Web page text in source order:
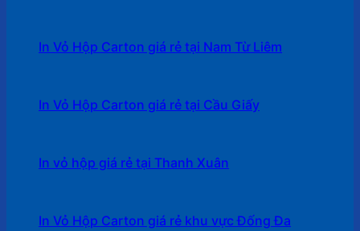
In Vỏ Hộp Carton giá rẻ tại Nam Từ Liêm
In Vỏ Hộp Carton giá rẻ tại Cầu Giấy
In vỏ hộp giá rẻ tại Thanh Xuân
In Vỏ Hộp Carton giá rẻ khu vực Đống Đa